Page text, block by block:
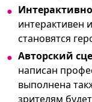
интерактивен
становятся
Авторский
написан
выполнена
зрителям